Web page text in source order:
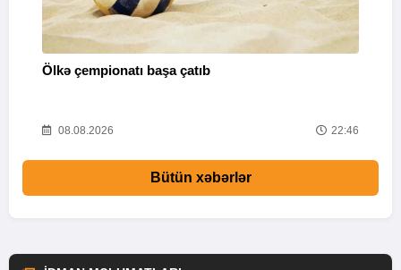
Ölkə çempionatı başa çatıb
08.08.2026 22:46
Bütün xəbərlər